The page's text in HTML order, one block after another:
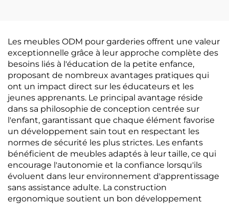
Les meubles ODM pour garderies offrent une valeur
exceptionnelle grâce à leur approche complète des
besoins liés à l'éducation de la petite enfance,
proposant de nombreux avantages pratiques qui
ont un impact direct sur les éducateurs et les
jeunes apprenants. Le principal avantage réside
dans sa philosophie de conception centrée sur
l'enfant, garantissant que chaque élément favorise
un développement sain tout en respectant les
normes de sécurité les plus strictes. Les enfants
bénéficient de meubles adaptés à leur taille, ce qui
encourage l'autonomie et la confiance lorsqu'ils
évoluent dans leur environnement d'apprentissage
sans assistance adulte. La construction
ergonomique soutient un bon développement